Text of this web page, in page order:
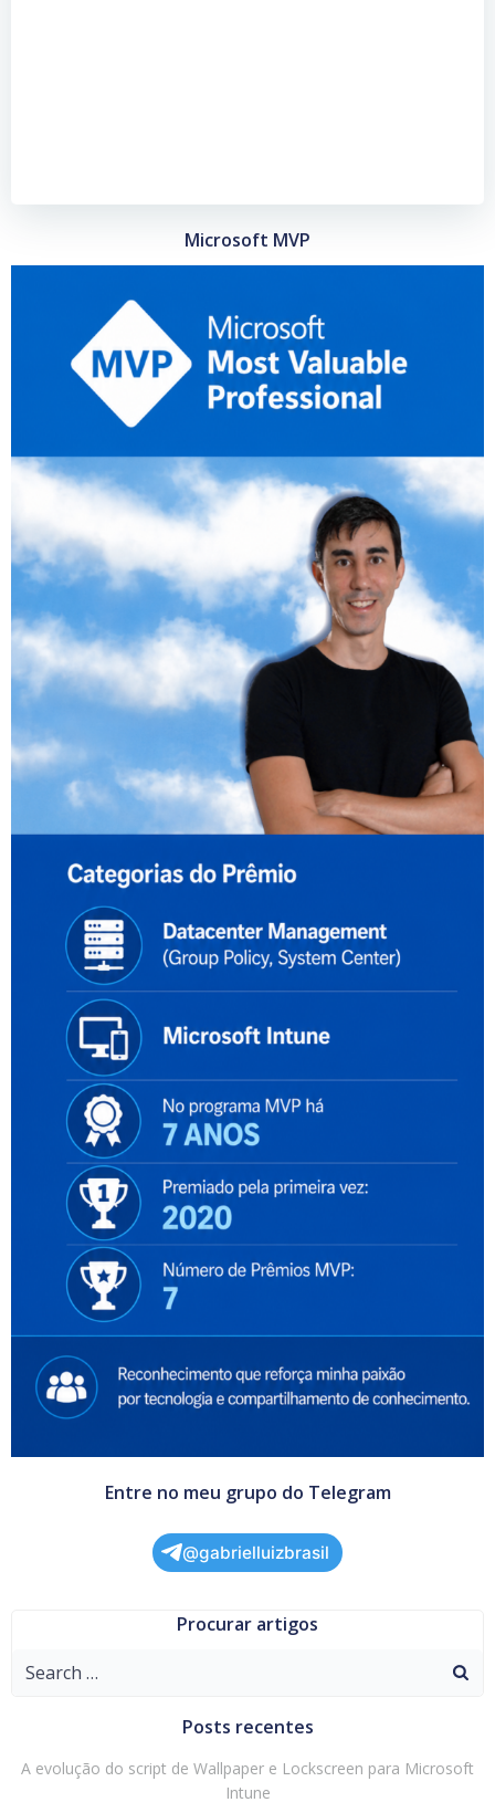
Microsoft MVP
Entre no meu grupo do Telegram
@gabrielluizbrasil
Procurar artigos
Search
Posts recentes
A evolução do script de Wallpaper e Lockscreen para Microsoft
Intune